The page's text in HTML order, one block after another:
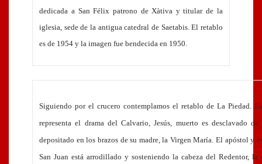
dedicada a San Félix patrono de Xàtiva y titular de la
iglesia, sede de la antigua catedral de Saetabis. El retablo
es de 1954 y la imagen fue bendecida en 1950.
Siguiendo por el crucero contemplamos el retablo de La Piedad.
representa el drama del Calvario, Jesús, muerto es desclavado
depositado en los brazos de su madre, la Virgen María. El apóstol y
San Juan está arrodillado y sosteniendo la cabeza del Redentor, la